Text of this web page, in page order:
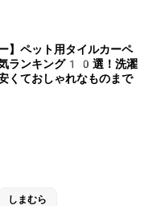
】ペット用タイルカーペ
気ランキング10選！洗濯
くておしゃれなものまで
しまむら